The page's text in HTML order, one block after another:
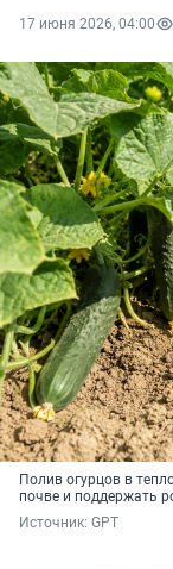
17 июня 2026, 04:00
Полив огурцов в
почве и поддержать
Источник: GPT